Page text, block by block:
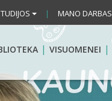
| MANO DARBAS
VISUOMENEI